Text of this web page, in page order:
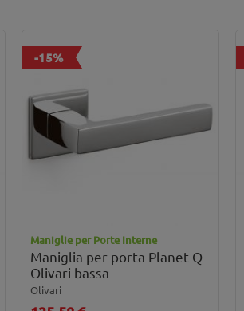
-15%
Maniglie per Porte Interne
Maniglia per porta Planet Q
Olivari bassa
Olivari